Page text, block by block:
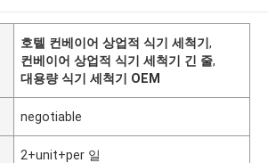
호텔 컨베이어 상업적 식기 세척기,
컨베이어 상업적 식기 세척기 긴 줄,
대용량 식기 세척기 OEM
negotiable
2+unit+per 일